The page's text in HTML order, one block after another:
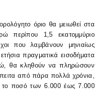
όριο θα μειωθεί στα
περίπου 1,5 εκατομμύριο
που λαμβάνουν μηνιαίως
πραγματικά εισοδήματα
θα κληθούν να πληρώσουν
από πάρα πολλά χρόνια,
το ποσό των 6.000 έως 7.000